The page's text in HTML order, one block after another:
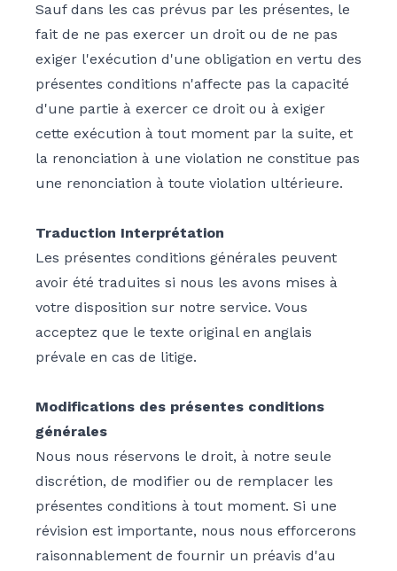
Sauf dans les cas prévus par les présentes, le
fait de ne pas exercer un droit ou de ne pas
exiger l'exécution d'une obligation en vertu des
présentes conditions n'affecte pas la capacité
d'une partie à exercer ce droit ou à exiger
cette exécution à tout moment par la suite, et
la renonciation à une violation ne constitue pas
une renonciation à toute violation ultérieure.
Traduction Interprétation
Les présentes conditions générales peuvent
avoir été traduites si nous les avons mises à
votre disposition sur notre service. Vous
acceptez que le texte original en anglais
prévale en cas de litige.
Modifications des présentes conditions
générales
Nous nous réservons le droit, à notre seule
discrétion, de modifier ou de remplacer les
présentes conditions à tout moment. Si une
révision est importante, nous nous efforcerons
raisonnablement de fournir un préavis d'au